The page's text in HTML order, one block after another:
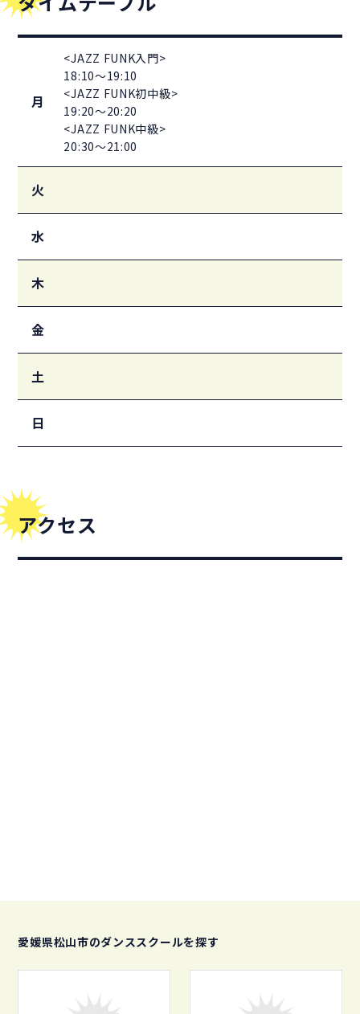
月
<JAZZ FUNK入門>
18:10～19:10
<JAZZ FUNK初中級>
19:20～20:20
<JAZZ FUNK中級>
20:30～21:00
火
水
木
金
土
日
アクセス
愛媛県松山市のダンススクールを探す